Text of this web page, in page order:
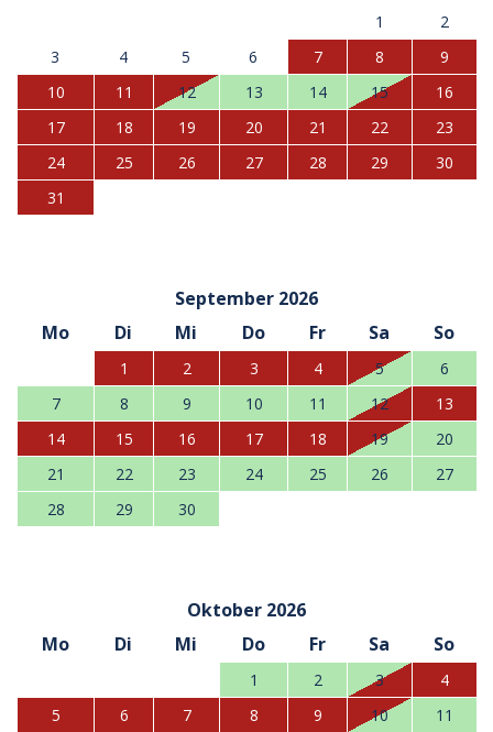
1
2
3
4 5 6 7 8
9
10
11 12 13 14 15
16
17
18 19 20 21 22
23
24
25 26 27 28 29
30
31
September 2026
Mo
Di Mi Do Fr Sa So
1 2 3 4 5
6
7
8 9 10 11 12
13
14
15 16 17 18 19
20
21
22 23 24 25 26
27
28
29 30
Oktober 2026
Mo
Di Mi Do Fr Sa So
1 2 3
4
5
6 7 8 9 10
11